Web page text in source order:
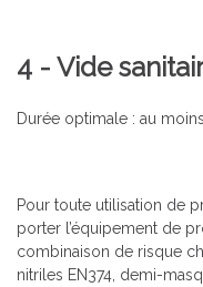
4 - Vide
Durée optimale : au
Pour toute utilisation de
porter l’équipement de
combinaison de risque
nitriles EN374, demi-